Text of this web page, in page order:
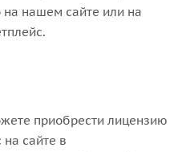
нашем сайте или на
приобрести лицензию
сайте в